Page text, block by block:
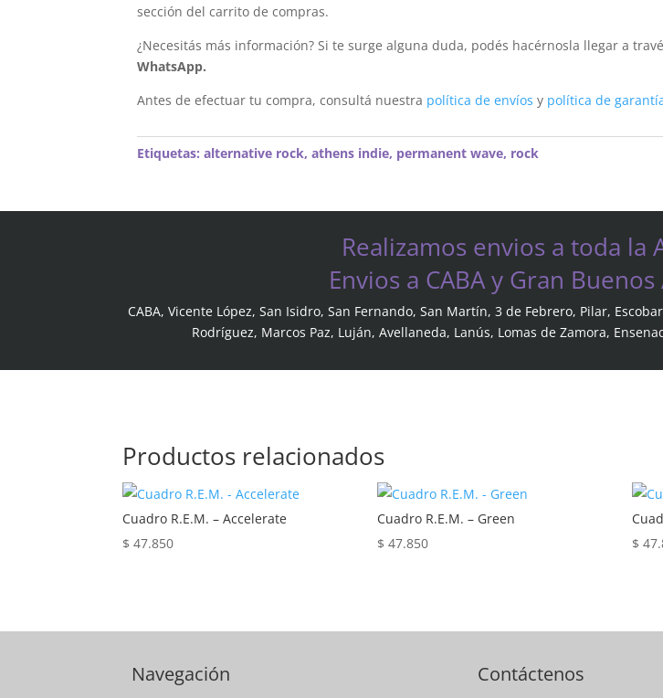
sección del carrito de compras.
¿Necesitás más información? Si te surge alguna duda, podés hacérnosla llegar a
WhatsApp.
Antes de efectuar tu compra, consultá nuestra política de envíos y política de
Etiquetas:alternative rock,athens indie, permanent wave, rock
Realizamos envios a toda
Envios a CABA y Gran
CABA, Vicente López, San Isidro, San Fernando, San Martín, 3 de Febrero, Pilar,
Rodríguez, Marcos Paz, Luján, Avellaneda, Lanús, Lomas de Zamora,
Productos relacionados
Cuadro R.E.M. – Accelerate
$ 47.850
Cuadro R.E.M. – Green
$ 47.850
$
Navegación Contáctenos